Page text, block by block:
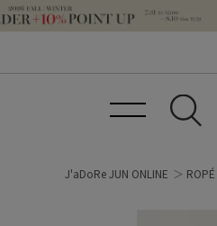
J'aDoRe JUN ONLINE ROPÉ